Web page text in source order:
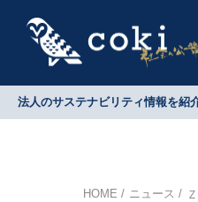
法人のサステナビリティ情報を紹
HOME ニュース